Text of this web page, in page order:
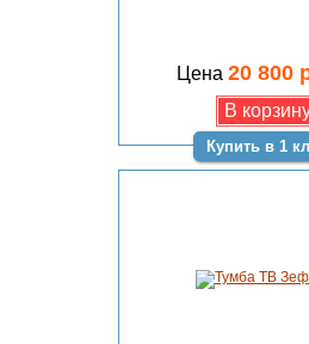
Цена 20 800
Купить в 1